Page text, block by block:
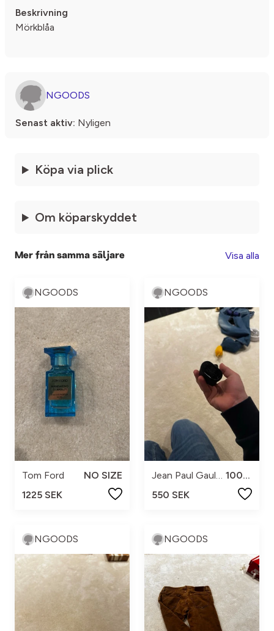
Beskrivning
Mörkblåa
NGOODS
Senast aktiv: Nyligen
Köpa via plick
Om köparskyddet
Mer från samma säljare Visa alla
NGOODS
Tom Ford
NO SIZE
1225 SEK
NGOODS
Jean Paul Gaultier
100ml
550 SEK
NGOODS NGOODS